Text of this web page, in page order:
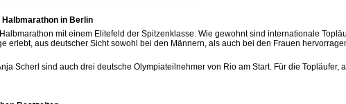
in Berlin
mit einem Elitefeld der Spitzenklasse. Wie gewohnt sind internationale
erlebt, aus deutscher Sicht sowohl bei den Männern, als auch bei den Frauen
Scherl sind auch drei deutsche Olympiateilnehmer von Rio am Start. Für die